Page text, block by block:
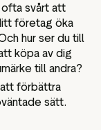
svårt att
företag öka
hur ser du till
köpa av dig
till andra?
förbättra
sätt.